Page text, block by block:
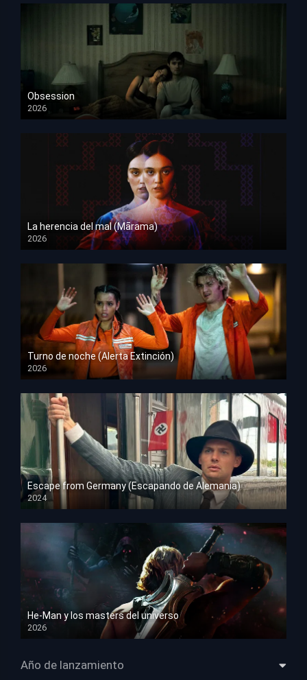
Obsession
2026
HD 1080p
La herencia del mal (Mārama)
2026
HD 1080p
Turno de noche (Alerta Extinción)
2026
HD 1080p
Escape from Germany (Escapando de Alemania)
2024
HD 1080p
He-Man y los masters del universo
2026
HD 1080p
Año de lanzamiento